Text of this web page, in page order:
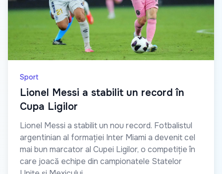
Sport
Lionel Messi a stabilit un record în
Cupa Ligilor
Lionel Messi a stabilit un nou record. Fotbalistul
argentinian al formației Inter Miami a devenit cel
mai bun marcator al Cupei Ligilor, o competiție în
care joacă echipe din campionatele Statelor